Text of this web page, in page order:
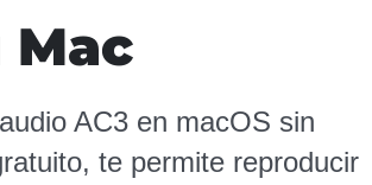
AC3 en macOS sin
te permite reproducir